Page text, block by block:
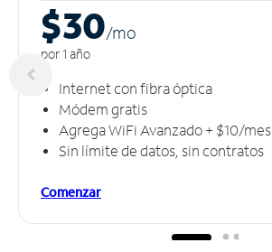
$30/mo
por 1 año
Internet con fibra óptica
Módem gratis
Agrega WiFi Avanzado + $10/mes
Sin límite de datos, sin contratos
Comenzar